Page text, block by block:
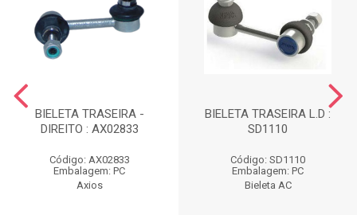
BIELETA TRASEIRA -
DIREITO : AX02833
Código: AX02833
Embalagem: PC
Axios
BIELETA TRASEIRA L.D :
SD1110
Código: SD1110
Embalagem: PC
Bieleta AC